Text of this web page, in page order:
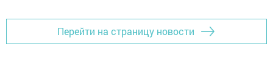
Перейти на страницу новости